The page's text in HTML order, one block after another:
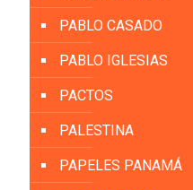
PABLO CASADO
PABLO IGLESIAS
PACTOS
PALESTINA
PAPELES PANAMÁ